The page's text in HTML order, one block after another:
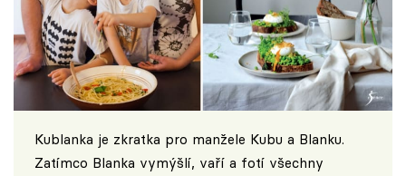
Kublanka je zkratka pro manžele Kubu a Blanku.
Zatímco Blanka vymýšlí, vaří a fotí všechny